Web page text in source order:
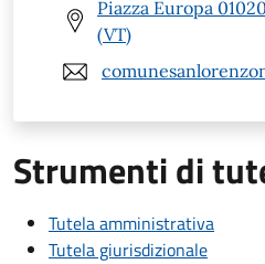
Piazza Europa
(VT)
Strumenti di
Tutela amministrativa
Tutela giurisdizionale